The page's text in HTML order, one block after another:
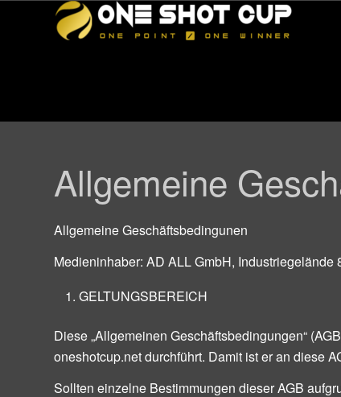
Allgemeine
Allgemeine Geschäftsbedingunen
Medieninhaber: AD ALL GmbH,
GELTUNGSBEREICH
Diese „Allgemeinen Geschäftsbedingungen“
oneshotcup.net durchführt. Damit ist er an diese
Sollten einzelne Bestimmungen dieser AGB